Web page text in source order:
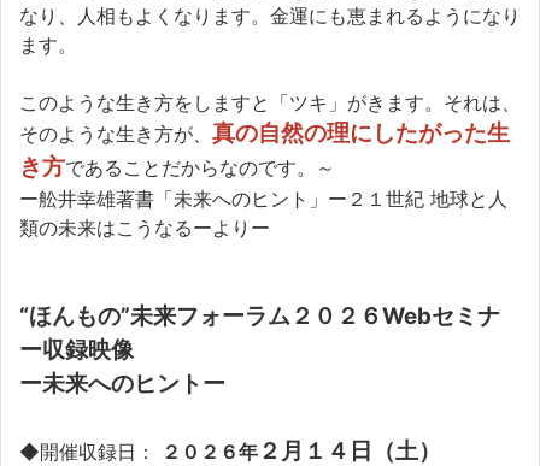
なり、人相もよくなります。金運にも恵まれるようになり
ます。
このような生き方をしますと「ツキ」がきます。それは、
そのような生き方が、 真の自然の理にしたがった生
き方であることだからなのです。～
ー舩井幸雄著書「未来へのヒント」ー２１世紀 地球と人
類の未来はこうなるーよりー
“ほんもの”未来フォーラム２０２６Webセミナ
ー収録映像
ー未来へのヒントー
◆開催収録日： ２０２６年 ２月１４日（土）